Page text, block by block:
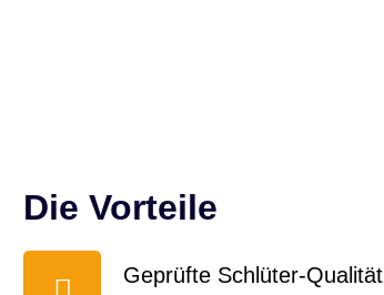
Die Vorteile
Geprüfte Schlüter-Qualität